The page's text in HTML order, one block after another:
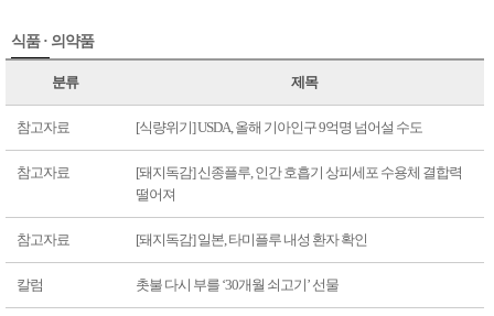
식품 · 의약품
분류 제목
참고자료 [식량위기] USDA, 올해 기아인구 9억명 넘어설 수도
참고자료
[돼지독감] 신종플루, 인간 호흡기 상피세포 수용체 결합력
떨어져
참고자료 [돼지독감] 일본, 타미플루 내성 환자 확인
칼럼 촛불 다시 부를 ‘30개월 쇠고기’ 선물